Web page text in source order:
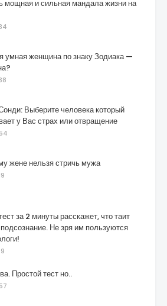
мощная и сильная мандала жизни на
умная женщина по знаку Зодиака —
Выберите человека который
у Вас страх или отвращение
жене нельзя стричь мужа
за 2 минуты расскажет, что таит
Не зря им пользуются
Простой тест но..